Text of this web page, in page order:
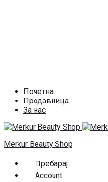
Почетна
Продавница
За нас
Merkur Beauty Shop
Пребарај
Account